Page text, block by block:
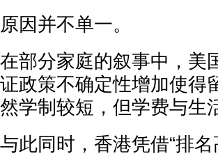
原因并不单一。
在部分家庭的叙事中，美
证政策不确定性增加使得
然学制较短，但学费与生
与此同时，香港凭借“排